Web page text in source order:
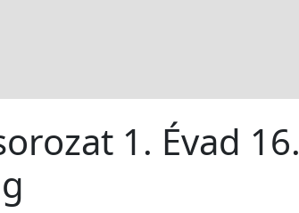
1. Évad 16.